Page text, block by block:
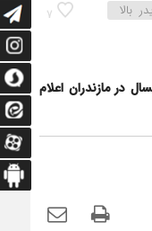
7
بالا
۲۲ بهمن امسال در مازندران اعلام